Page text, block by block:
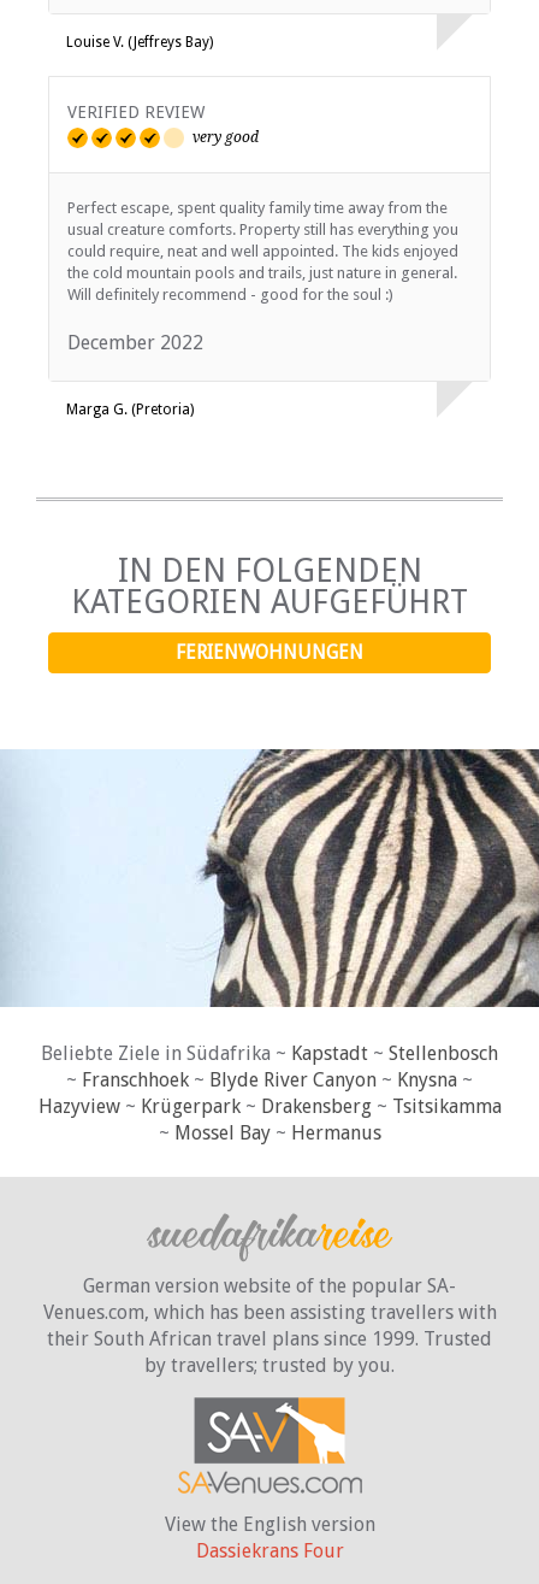
Louise V. (Jeffreys Bay)
VERIFIED REVIEW
very good
Perfect escape, spent quality family time away from the
usual creature comforts. Property still has everything you
could require, neat and well appointed. The kids enjoyed
the cold mountain pools and trails, just nature in general.
Will definitely recommend - good for the soul :)
December 2022
Marga G. (Pretoria)
IN DEN FOLGENDEN
KATEGORIEN AUFGEFÜHRT
FERIENWOHNUNGEN
Beliebte Ziele in Südafrika ~ Kapstadt ~ Stellenbosch
~ Franschhoek ~ Blyde River Canyon ~ Knysna ~
Hazyview~ Krügerpark~ Drakensberg~ Tsitsikamma
~ Mossel Bay~ Hermanus
German version website of the popular SA-
Venues.com, which has been assisting travellers with
their South African travel plans since 1999. Trusted
by travellers; trusted by you.
View the English version
Dassiekrans Four